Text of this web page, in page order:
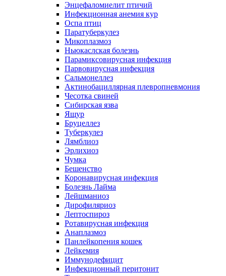
Энцефаломиелит птичий
Инфекционная анемия кур
Оспа птиц
Паратуберкулез
Микоплазмоз
Ньюкаслская болезнь
Парамиксовирусная инфекция
Парвовирусная инфекция
Сальмонеллез
Актинобациллярная плевропневмония
Чесотка свиней
Сибирская язва
Ящур
Бруцеллез
Туберкулез
Лямблиоз
Эрлихиоз
Чумка
Бешенство
Коронавирусная инфекция
Болезнь Лайма
Лейшманиоз
Дирофиляриоз
Лептоспироз
Ротавирусная инфекция
Анаплазмоз
Панлейкопения кошек
Лейкемия
Иммунодефицит
Инфекционный перитонит